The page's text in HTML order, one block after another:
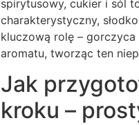
spirytusowy, cukier i sól
charakterystyczny,
kluczową rolę –
aromatu, tworząc ten
Jak
kroku –